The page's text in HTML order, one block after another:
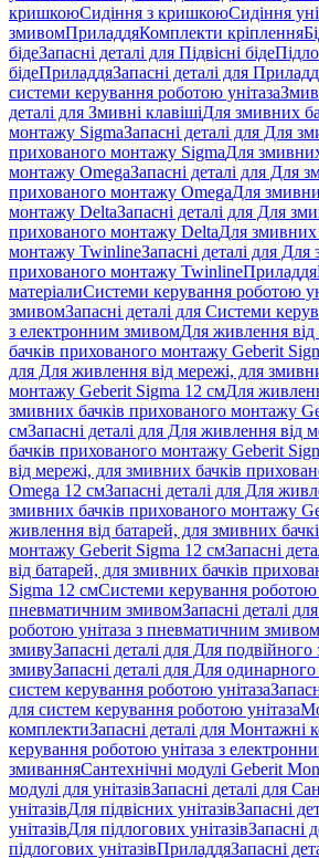
кришкоюСидіння з кришкоюСидіння
змивомПриладдяКомплекти кріплення
бідеЗапасні деталі для Підвісні біде
бідеПриладдяЗапасні деталі для
системи керування роботою унітаза
деталі для Змивні клавішіДля змивних
монтажу SigmaЗапасні деталі для Для
прихованого монтажу SigmaДля
монтажу OmegaЗапасні деталі для Для
прихованого монтажу OmegaДля
монтажу DeltaЗапасні деталі для Для
прихованого монтажу DeltaДля змивних
монтажу TwinlineЗапасні деталі для Для
прихованого монтажу TwinlineПриладдя
матеріалиСистеми керування роботою
змивомЗапасні деталі для Системи
з електронним змивомДля живлення
бачків прихованого монтажу Geberit
для Для живлення від мережі, для
монтажу Geberit Sigma 12 смДля
змивних бачків прихованого монтажу
смЗапасні деталі для Для живлення від
бачків прихованого монтажу Geberit
від мережі, для змивних бачків
Omega 12 смЗапасні деталі для Для
змивних бачків прихованого монтажу
живлення від батарей, для змивних
монтажу Geberit Sigma 12 смЗапасні
від батарей, для змивних бачків
Sigma 12 смСистеми керування роботою
пневматичним змивомЗапасні деталі
роботою унітаза з пневматичним змивом
змивуЗапасні деталі для Для подвійного
змивуЗапасні деталі для Для
систем керування роботою унітаза
для систем керування роботою унітаза
комплектиЗапасні деталі для Монтажні
керування роботою унітаза з
змиванняСантехнічні модулі Geberit
модулі для унітазівЗапасні деталі для
унітазівДля підвісних унітазівЗапасні
унітазівДля підлогових унітазівЗапасні
підлогових унітазівПриладдяЗапасні